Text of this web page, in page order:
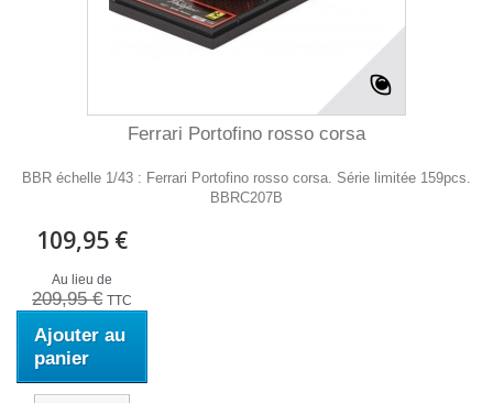
Ferrari Portofino rosso corsa
BBR échelle 1/43 : Ferrari Portofino rosso corsa. Série limitée 159pcs.
BBRC207B
109,95 €
Au lieu de
209,95 € TTC
Ajouter au
panier